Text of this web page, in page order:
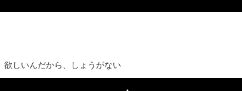
しいんだから、しょうがない